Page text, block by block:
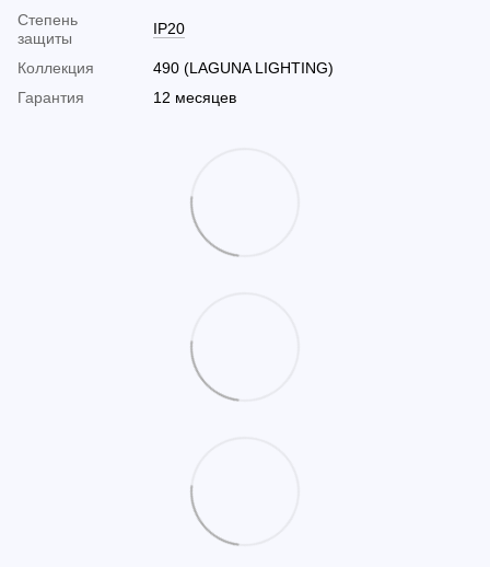
Cтепень
защиты
IP20
Коллекция
490 (LAGUNA LIGHTING)
Гарантия
12 месяцев